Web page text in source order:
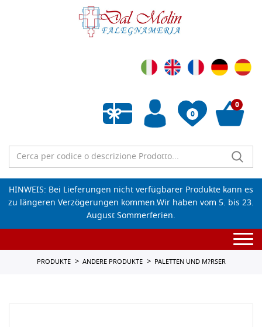
0
Wunschliste leeren
0
HINWEIS: Bei Lieferungen nicht verfügbarer Produkte kann es
zu längeren Verzögerungen kommen.Wir haben vom 5. bis 23.
August Sommerferien.
PRODUKTE ANDERE PRODUKTE PALETTEN UND M?RSER